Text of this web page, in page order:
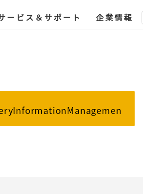
ービス＆サポート 企業情報